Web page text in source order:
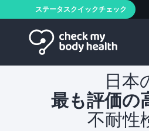
ステータスクイックチェック
日本
最も評価の
不耐性